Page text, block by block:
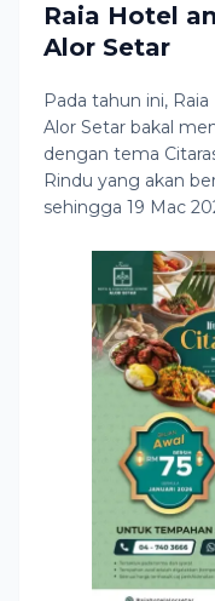
Raia Hotel
Alor Setar
Pada tahun ini,
Alor Setar bakal
dengan tema
Rindu yang akan
sehingga 19 Mac